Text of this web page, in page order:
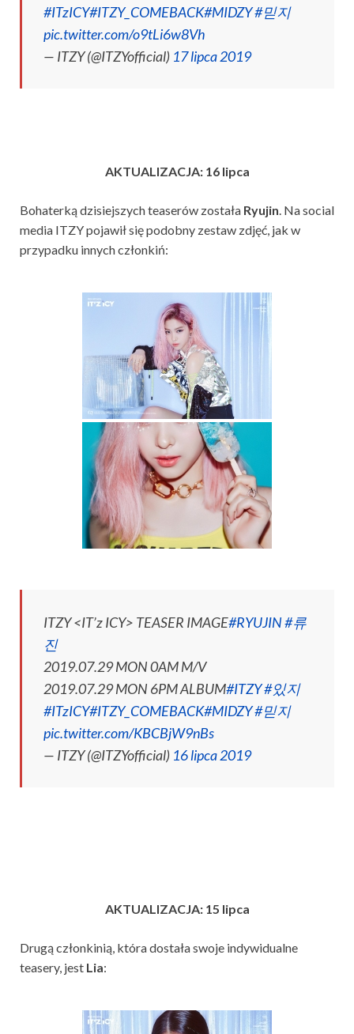
#ITzICY#ITZY_COMEBACK#MIDZY#믿지
pic.twitter.com/o9tLi6w8Vh
— ITZY (@ITZYofficial) 17 lipca 2019
AKTUALIZACJA: 16 lipca
Bohaterką dzisiejszych teaserów została Ryujin. Na social
media ITZY pojawił się podobny zestaw zdjęć, jak w
przypadku innych członkiń:
ITZY <IT’z ICY> TEASER IMAGE#RYUJIN#류
진
2019.07.29 MON 0AM M/V
2019.07.29 MON 6PM ALBUM#ITZY#있지
#ITzICY#ITZY_COMEBACK#MIDZY#믿지
pic.twitter.com/KBCBjW9nBs
— ITZY (@ITZYofficial) 16 lipca 2019
AKTUALIZACJA: 15 lipca
Drugą członkinią, która dostała swoje indywidualne
teasery, jest Lia: